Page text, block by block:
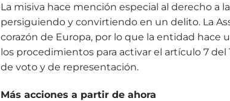
La misiva hace mención especial al derecho a
persiguiendo y convirtiendo en un delito. La
corazón de Europa, por lo que la entidad hace
los procedimientos para activar el artículo 7 del
de voto y de representación.
Más acciones a partir de ahora